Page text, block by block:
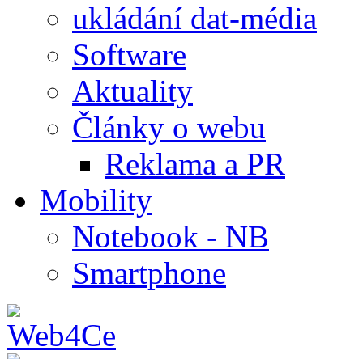
ukládání dat-média
Software
Aktuality
Články o webu
Reklama a PR
Mobility
Notebook - NB
Smartphone